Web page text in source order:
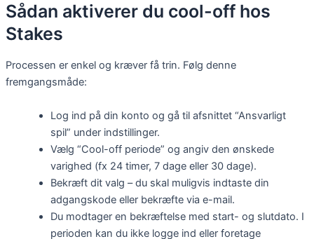
Sådan aktiverer du cool-off hos
Stakes
Processen er enkel og kræver få trin. Følg denne
fremgangsmåde:
Log ind på din konto og gå til afsnittet “Ansvarligt
spil” under indstillinger.
Vælg “Cool-off periode” og angiv den ønskede
varighed (fx 24 timer, 7 dage eller 30 dage).
Bekræft dit valg – du skal muligvis indtaste din
adgangskode eller bekræfte via e-mail.
Du modtager en bekræftelse med start- og slutdato. I
perioden kan du ikke logge ind eller foretage